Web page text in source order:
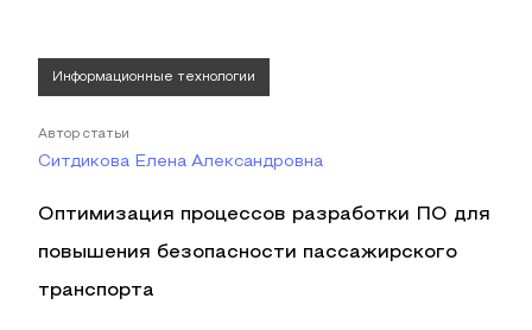
Информационные технологии
Автор статьи
Ситдикова Елена Александровна
Оптимизация процессов разработки ПО для
повышения безопасности пассажирского
транспорта